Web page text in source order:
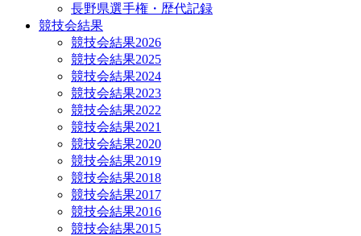
長野県選手権・歴代記録
競技会結果
競技会結果2026
競技会結果2025
競技会結果2024
競技会結果2023
競技会結果2022
競技会結果2021
競技会結果2020
競技会結果2019
競技会結果2018
競技会結果2017
競技会結果2016
競技会結果2015